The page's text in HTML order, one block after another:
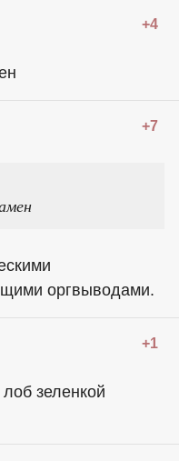
+4
+7
оргвыводами.
+1
зеленкой